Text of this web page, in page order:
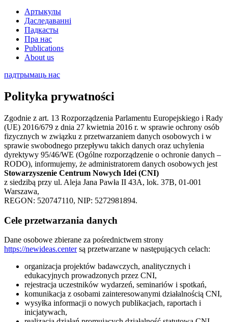
Артыкулы
Даследаванні
Падкасты
Пра нас
Publications
About us
падтрымаць нас
Polityka prywatności
Zgodnie z art. 13 Rozporządzenia Parlamentu Europejskiego i Rady
(UE) 2016/679 z dnia 27 kwietnia 2016 r. w sprawie ochrony osób
fizycznych w związku z przetwarzaniem danych osobowych i w
sprawie swobodnego przepływu takich danych oraz uchylenia
dyrektywy 95/46/WE (Ogólne rozporządzenie o ochronie danych –
RODO), informujemy, że administratorem danych osobowych jest
Stowarzyszenie Centrum Nowych Idei (CNI)
z siedzibą przy ul. Aleja Jana Pawła II 43A, lok. 37B, 01-001
Warszawa,
REGON: 520747110, NIP: 5272981894.
Cele przetwarzania danych
Dane osobowe zbierane za pośrednictwem strony
https://newideas.centersą przetwarzane w następujących celach:
organizacja projektów badawczych, analitycznych i
edukacyjnych prowadzonych przez CNI,
rejestracja uczestników wydarzeń, seminariów i spotkań,
komunikacja z osobami zainteresowanymi działalnością CNI,
wysyłka informacji o nowych publikacjach, raportach i
inicjatywach,